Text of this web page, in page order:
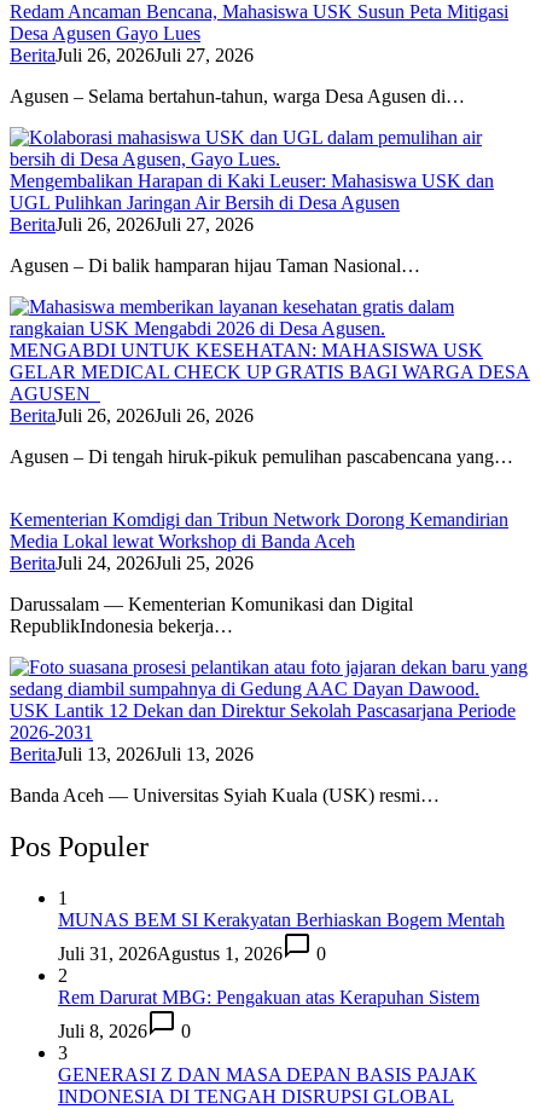
Redam Ancaman Bencana, Mahasiswa USK Susun Peta Mitigasi
Desa Agusen Gayo Lues
BeritaJuli 26, 2026Juli 27, 2026
Agusen – Selama bertahun-tahun, warga Desa Agusen di…
Mengembalikan Harapan di Kaki Leuser: Mahasiswa USK dan
UGL Pulihkan Jaringan Air Bersih di Desa Agusen
BeritaJuli 26, 2026Juli 27, 2026
Agusen – Di balik hamparan hijau Taman Nasional…
MENGABDI UNTUK KESEHATAN: MAHASISWA USK
GELAR MEDICAL CHECK UP GRATIS BAGI WARGA DESA
AGUSEN
BeritaJuli 26, 2026Juli 26, 2026
Agusen – Di tengah hiruk-pikuk pemulihan pascabencana yang…
Kementerian Komdigi dan Tribun Network Dorong Kemandirian
Media Lokal lewat Workshop di Banda Aceh
BeritaJuli 24, 2026Juli 25, 2026
Darussalam — Kementerian Komunikasi dan Digital
RepublikIndonesia bekerja…
USK Lantik 12 Dekan dan Direktur Sekolah Pascasarjana Periode
2026-2031
BeritaJuli 13, 2026Juli 13, 2026
Banda Aceh — Universitas Syiah Kuala (USK) resmi…
Pos Populer
1
MUNAS BEM SI Kerakyatan Berhiaskan Bogem Mentah
Juli 31, 2026Agustus 1, 2026
0
2
Rem Darurat MBG: Pengakuan atas Kerapuhan Sistem
Juli 8, 2026
0
3
GENERASI Z DAN MASA DEPAN BASIS PAJAK
INDONESIA DI TENGAH DISRUPSI GLOBAL